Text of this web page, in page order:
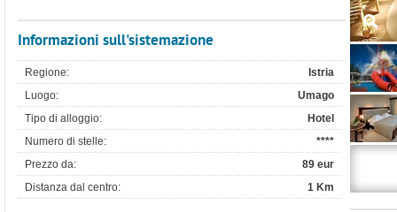
Informazioni sull'sistemazione
Regione:
Istria
Luogo:
Umago
Tipo di alloggio:
Hotel
Numero di stelle:
****
Prezzo da:
89 eur
Distanza dal centro:
1 Km